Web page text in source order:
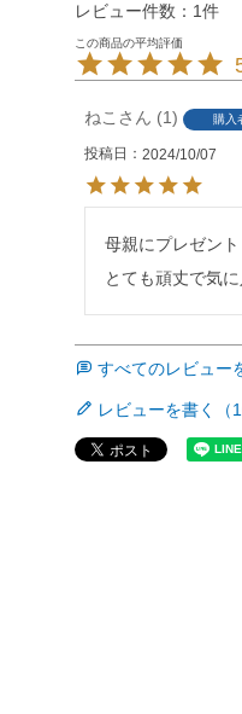
レビュー件数：1件
ねこ 1 購入
投稿日 2024/10/07
母親にプレゼント
とても頑丈で気
すべてのレビュー
レビューを書く（